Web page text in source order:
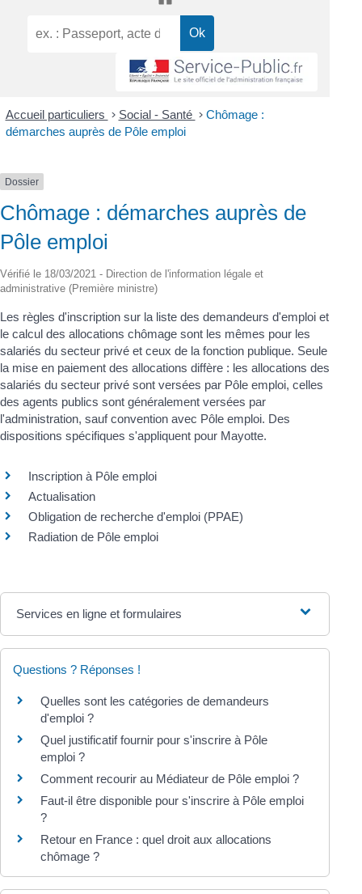
Accueil particuliers > Social - Santé > Chômage :
démarches auprès de Pôle emploi
Dossier
Chômage : démarches auprès de
Pôle emploi
Vérifié le 18/03/2021 - Direction de l'information légale et
administrative (Première ministre)
Les règles d'inscription sur la liste des demandeurs d'emploi et
le calcul des allocations chômage sont les mêmes pour les
salariés du secteur privé et ceux de la fonction publique. Seule
la mise en paiement des allocations diffère : les allocations des
salariés du secteur privé sont versées par Pôle emploi, celles
des agents publics sont généralement versées par
l'administration, sauf convention avec Pôle emploi. Des
dispositions spécifiques s'appliquent pour Mayotte.
Inscription à Pôle emploi
Actualisation
Obligation de recherche d'emploi (PPAE)
Radiation de Pôle emploi
Services en ligne et formulaires
Questions ? Réponses !
Quelles sont les catégories de demandeurs
d'emploi ?
Quel justificatif fournir pour s'inscrire à Pôle
emploi ?
Comment recourir au Médiateur de Pôle emploi ?
Faut-il être disponible pour s'inscrire à Pôle emploi
?
Retour en France : quel droit aux allocations
chômage ?